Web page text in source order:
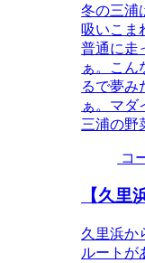
冬の三浦
吸いこま
普通に走
ぁ。こん
るで夢み
ぁ。マダ
三浦の野
コ
【久里
久里浜か
ルートが